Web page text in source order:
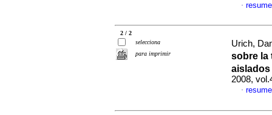
·
2 / 2
selecciona
para imprimir
Urich,
sobre
2008,
·